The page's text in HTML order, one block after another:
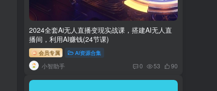
2024全套Ai无人直播变现实战课，搭建AI无人直
播间，利用AI赚钱(24节课)
会员专属 AI资源合集
小智助手 0 53 90